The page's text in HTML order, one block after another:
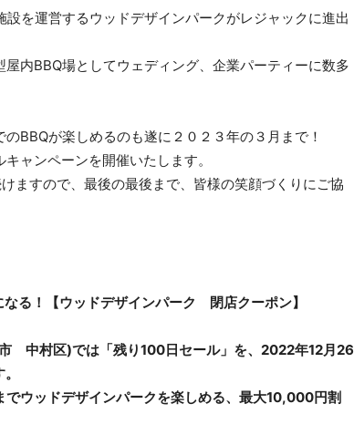
を運営するウッドデザインパークがレジャックに進出
内BBQ場としてウェディング、企業パーティーに数多
BBQが楽しめるのも遂に２０２３年の３月まで！
ャンペーンを開催いたします。
ますので、最後の最後まで、皆様の笑顔づくりにご協
る！【ウッドデザインパーク 閉店クーポン】
中村区)では「残り100日セール」を、2022年12月26
ウッドデザインパークを楽しめる、最大10,000円割